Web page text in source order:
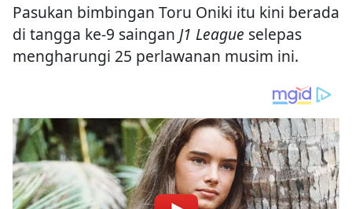
Pasukan bimbingan Toru Oniki itu kini berada
di tangga ke-9 saingan J1 League selepas
mengharungi 25 perlawanan musim ini.